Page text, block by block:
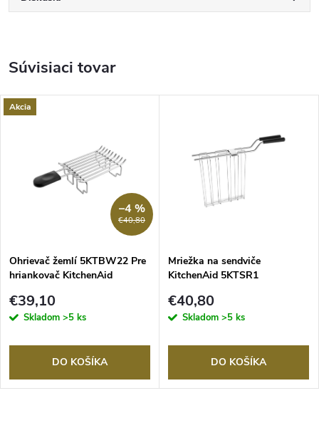
Súvisiaci tovar
Akcia
€40,80
–4 %
Ohrievač žemlí 5KTBW22 Pre
hriankovač KitchenAid
€39,10
Skladom >5 ks
DO KOŠÍKA
Mriežka na sendviče
KitchenAid 5KTSR1
€40,80
Skladom >5 ks
DO KOŠÍKA